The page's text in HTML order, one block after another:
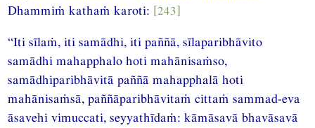
Dhammiṁ kathaṁ karoti: [243]
“Iti sīlaṁ, iti samādhi, iti paññā, sīlaparibhāvito
samādhi mahapphalo hoti mahānisaṁso,
samādhiparibhāvitā paññā mahapphalā hoti
mahānisaṁsā, paññāparibhāvitaṁ cittaṁ sammad-eva
āsavehi vimuccati, seyyathīdaṁ: kāmāsavā bhavāsavā